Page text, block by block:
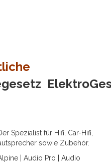
Spezialist für Hifi, Car-Hifi,
sowie Zubehör.
| Audio Pro
Audio